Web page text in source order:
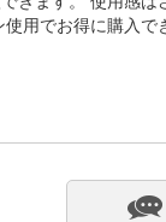
用でお得に購入で